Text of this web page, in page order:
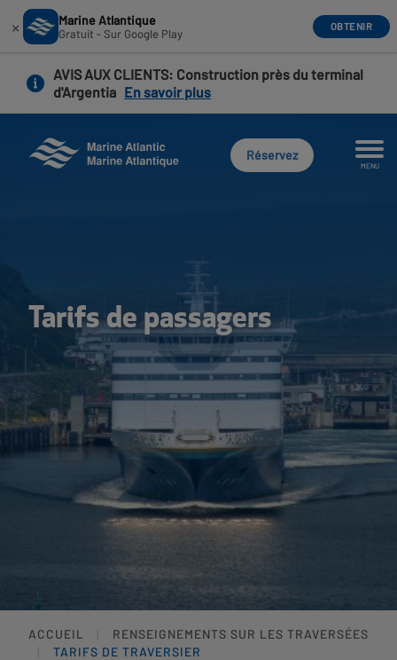
contenu
principal
× Marine Atlantique
Gratuit - Sur Google Play OBTENIR
AVIS AUX CLIENTS: Construction près du terminal
d'Argentia En savoir plus
Réservez
MENU
Tarifs de passagers
ACCUEIL
RENSEIGNEMENTS SUR LES TRAVERSÉES
TARIFS DE TRAVERSIER